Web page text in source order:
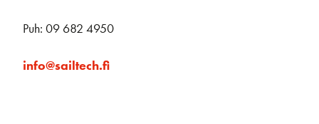
Puh: 09 682 4950
info@sailtech.fi